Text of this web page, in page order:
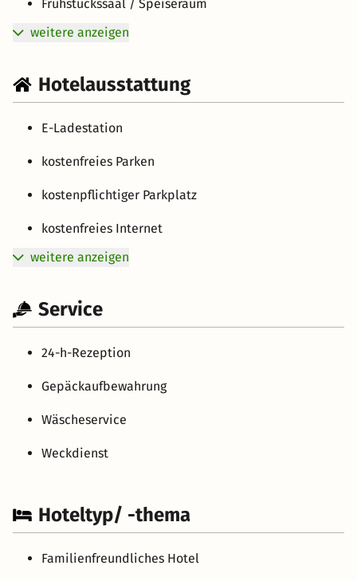
Frühstückssaal / Speiseraum
weitere anzeigen
Hotelausstattung
E-Ladestation
kostenfreies Parken
kostenpflichtiger Parkplatz
kostenfreies Internet
weitere anzeigen
Service
24-h-Rezeption
Gepäckaufbewahrung
Wäscheservice
Weckdienst
Hoteltyp/ -thema
Familienfreundliches Hotel